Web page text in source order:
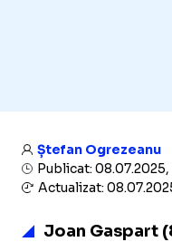
Ștefan Ogrezeanu
Publicat: 08.07.2025,
Actualizat:
Joan Gaspart